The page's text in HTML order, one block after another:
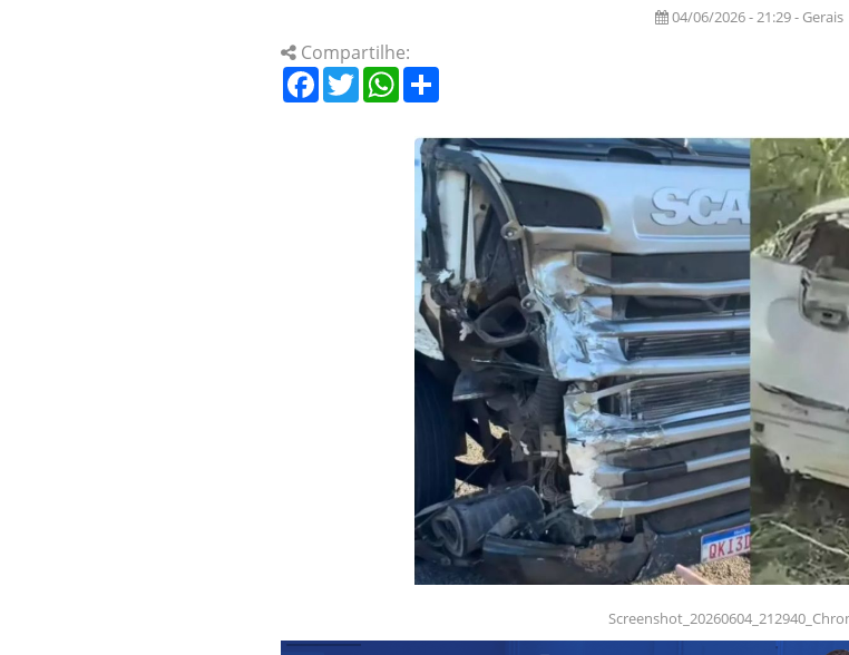
04/06/2026 - 21:29 - Gerais
Compartilhe:
Facebook
TwitterWhatsApp